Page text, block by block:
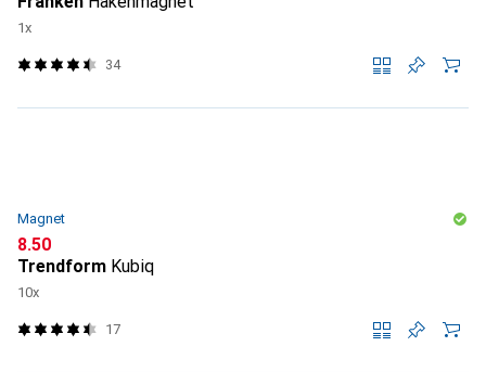
1x
34
Magnet
CHF
8.50
Trendform Kubiq
10x
17